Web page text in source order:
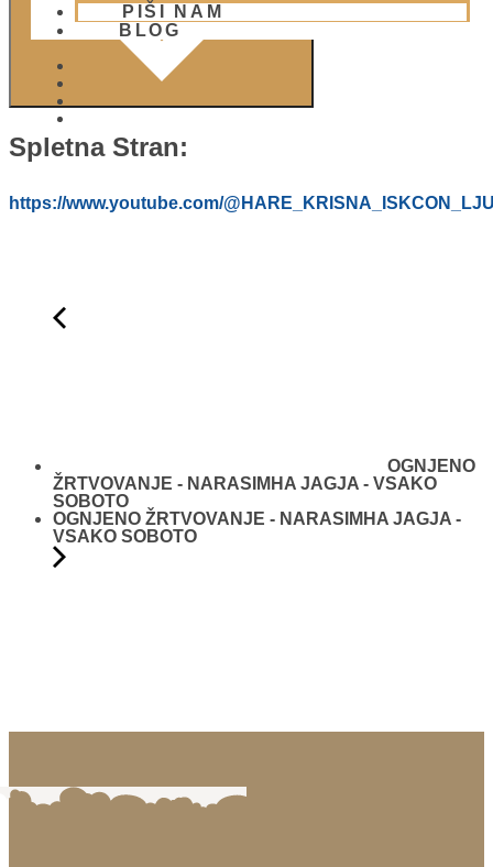
PIŠI NAM
BLOG
Spletna Stran:
https://www.youtube.com/
OGNJENO
ŽRTVOVANJE - NARASIMHA JAGJA - VSAKO
SOBOTO
OGNJENO ŽRTVOVANJE - NARASIMHA JAGJA -
VSAKO SOBOTO